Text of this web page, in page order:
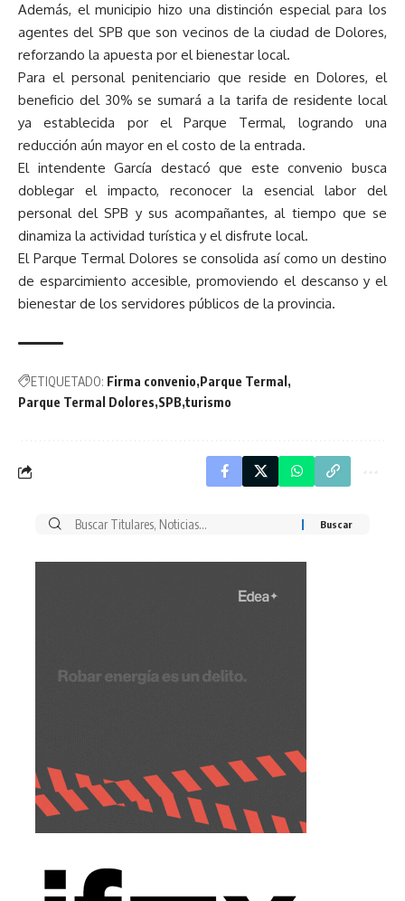
Además, el municipio hizo una distinción especial para los
agentes del SPB que son vecinos de la ciudad de Dolores,
reforzando la apuesta por el bienestar local.
Para el personal penitenciario que reside en Dolores, el
beneficio del 30% se sumará a la tarifa de residente local
ya establecida por el Parque Termal, logrando una
reducción aún mayor en el costo de la entrada.
El intendente García destacó que este convenio busca
doblegar el impacto, reconocer la esencial labor del
personal del SPB y sus acompañantes, al tiempo que se
dinamiza la actividad turística y el disfrute local.
El Parque Termal Dolores se consolida así como un destino
de esparcimiento accesible, promoviendo el descanso y el
bienestar de los servidores públicos de la provincia.
ETIQUETADO: Firma convenio Parque Termal
Parque Termal Dolores SPB turismo
Buscar